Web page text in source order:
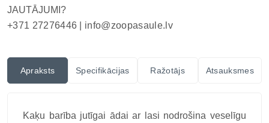
JAUTĀJUMI?
+371 27276446 | info@zoopasaule.lv
Apraksts Specifikācijas Ražotājs Atsauksmes
Kaķu barība jutīgai ādai ar lasi nodrošina veselīgu